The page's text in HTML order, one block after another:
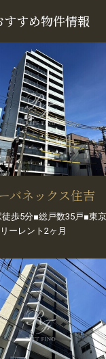
すすめ物件情報
バネックス住吉
歩5分■総戸数35戸■東
ーレント2ヶ月